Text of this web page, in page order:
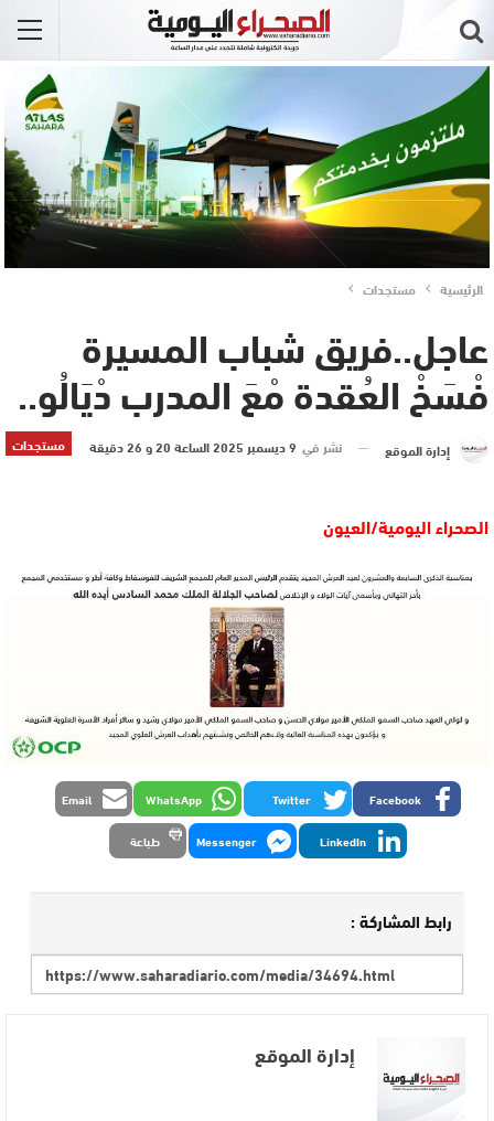
الرئيسية مستجدات
عاجل..فريق شباب المسيرة
فْسَخْ العُقدة مْعَ المدرب دْيَالُو..
مستجدات إدارة الموقع نشر في 9 ديسمبر 2025 الساعة 20 و 26 دقيقة
الصحراء اليومية/العيون
Facebook
Twitter
WhatsApp
Email
LinkedIn
Messenger طباعة
رابط المشاركة :
إدارة الموقع